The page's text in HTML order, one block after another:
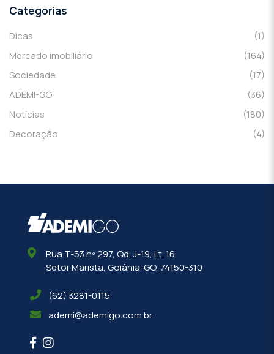
Categorias
Dicas
(1)
Mercado imobiliário
(164)
Sociedade
(17)
ADEMI-GO
(36)
Notícias
(180)
Decoração
(4)
Rua T-53 nº 297, Qd. J-19, Lt. 16
Setor Marista, Goiânia-GO, 74150-310
(62) 3281-0115
ademi@ademigo.com.br